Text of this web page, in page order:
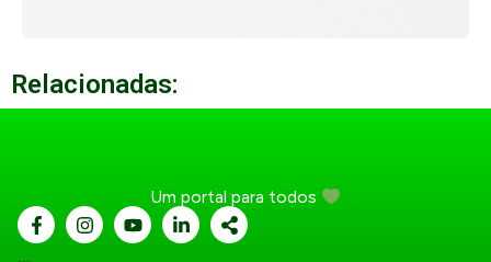
Relacionadas:
Um portal para todos
...